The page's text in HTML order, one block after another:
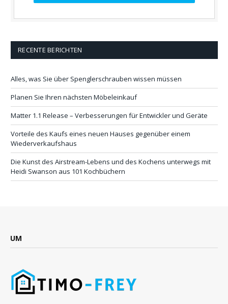
RECENTE BERICHTEN
Alles, was Sie über Spenglerschrauben wissen müssen
Planen Sie Ihren nächsten Möbeleinkauf
Matter 1.1 Release – Verbesserungen für Entwickler und Geräte
Vorteile des Kaufs eines neuen Hauses gegenüber einem
Wiederverkaufshaus
Die Kunst des Airstream-Lebens und des Kochens unterwegs mit
Heidi Swanson aus 101 Kochbüchern
UM